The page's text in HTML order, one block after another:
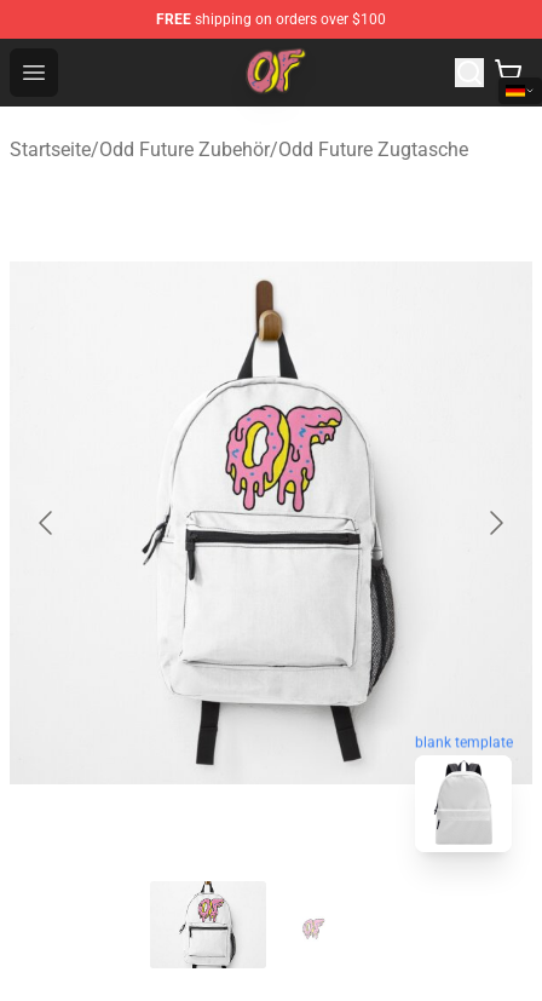
FREE shipping on orders over $100
Open menu
Odd Future Shop - Official Odd Future Merchandise Store
Startseite/Odd Future Zubehör/Odd Future Zugtasche
blank template